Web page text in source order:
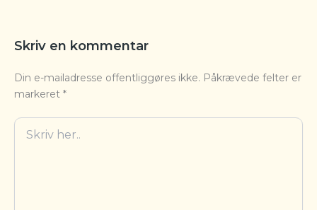
Skriv en kommentar
Din e-mailadresse offentliggøres ikke. Påkrævede felter er
markeret *
Skriv
her..